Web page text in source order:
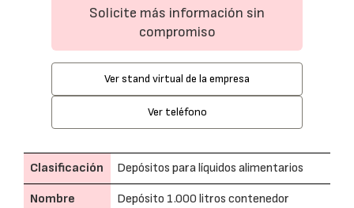
Solicite más información sin
compromiso
Ver stand virtual de la empresa
Ver teléfono
Clasificación Depósitos para líquidos alimentarios
Nombre
Depósito 1.000 litros contenedor